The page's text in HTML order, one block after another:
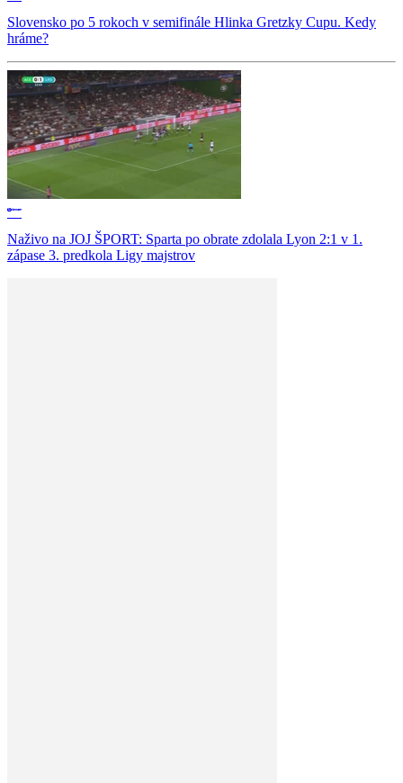
Slovensko po 5 rokoch v semifinále Hlinka Gretzky Cupu. Kedy
hráme?
Naživo na JOJ ŠPORT: Sparta po obrate zdolala Lyon 2:1 v 1.
zápase 3. predkola Ligy majstrov